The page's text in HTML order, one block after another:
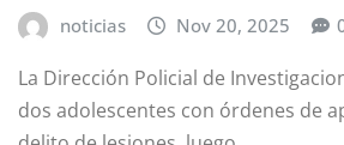
noticias Nov 20, 2025
La Dirección Policial de
dos adolescentes con órdenes de